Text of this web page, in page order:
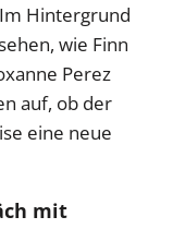
Hintergrund
wie Finn
Perez
auf, ob der
eine neue
mit